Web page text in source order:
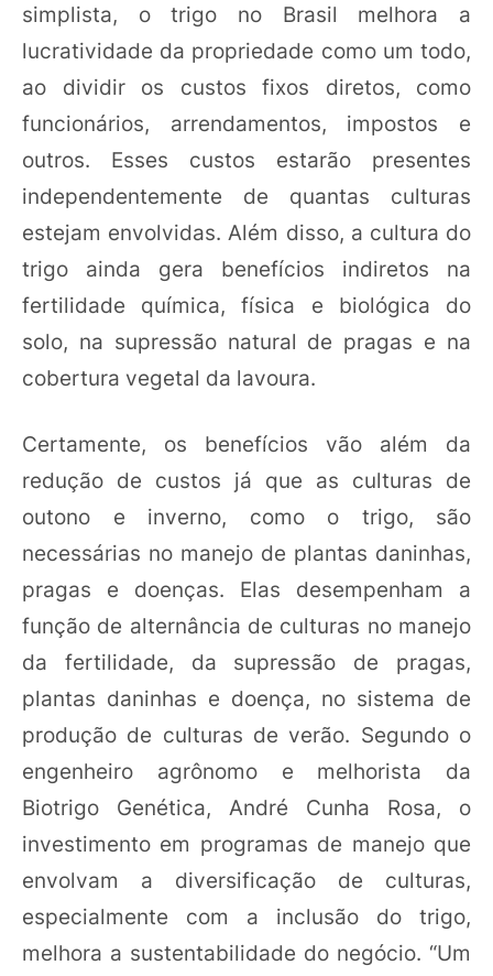
simplista, o trigo no Brasil melhora a
lucratividade da propriedade como um todo,
ao dividir os custos fixos diretos, como
funcionários, arrendamentos, impostos e
outros. Esses custos estarão presentes
independentemente de quantas culturas
estejam envolvidas. Além disso, a cultura do
trigo ainda gera benefícios indiretos na
fertilidade química, física e biológica do
solo, na supressão natural de pragas e na
cobertura vegetal da lavoura.
Certamente, os benefícios vão além da
redução de custos já que as culturas de
outono e inverno, como o trigo, são
necessárias no manejo de plantas daninhas,
pragas e doenças. Elas desempenham a
função de alternância de culturas no manejo
da fertilidade, da supressão de pragas,
plantas daninhas e doença, no sistema de
produção de culturas de verão. Segundo o
engenheiro agrônomo e melhorista da
Biotrigo Genética, André Cunha Rosa, o
investimento em programas de manejo que
envolvam a diversificação de culturas,
especialmente com a inclusão do trigo,
melhora a sustentabilidade do negócio. “Um